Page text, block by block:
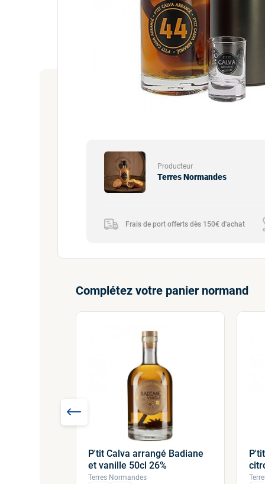
Producteur
Terres Normandes
Frais de port offerts dès 150€ d'achat
Complétez votre panier normand
P'tit Calva arrangé Badiane
et vanille 50cl 26%
Terres Normandes